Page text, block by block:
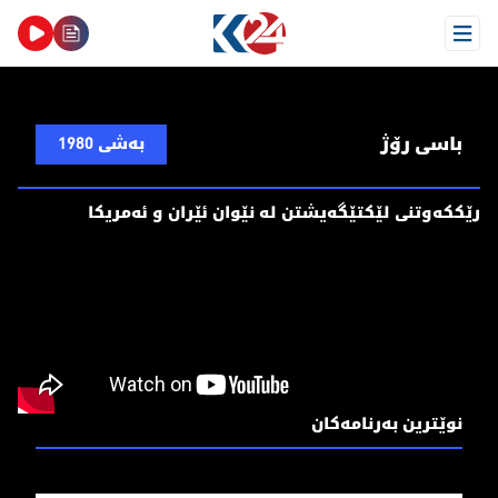
Open Menu
باسی رۆژ بەشی 1980
رێككه‌وتنی لێكتێگه‌یشتن له‌ نێوان ئێران و ئه‌مریكا
نوێترین بەرنامەکان